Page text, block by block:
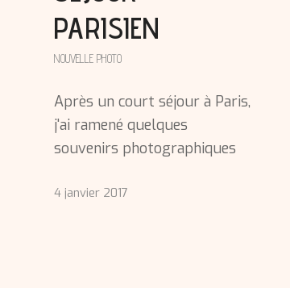
PARISIEN
NOUVELLE PHOTO
Après un court séjour à Paris,
j'ai ramené quelques
souvenirs photographiques
4 janvier 2017